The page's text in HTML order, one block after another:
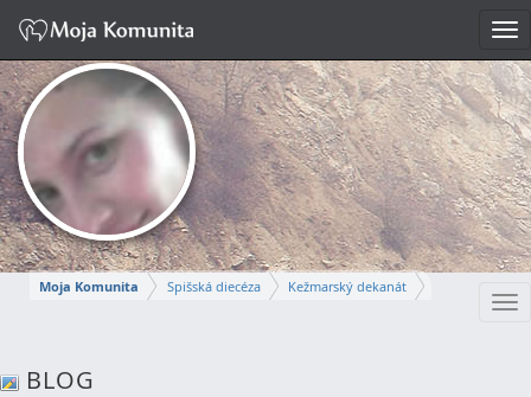
Moja Komunita Spišská diecéza
Kežmarský dekanát
ANNA
BLOG